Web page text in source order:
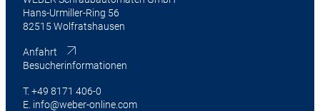
Hans-Urmiller-Ring 56
82515 Wolfratshausen
Anfahrt
Besucherinformationen
T. +49 8171 406-0
E. info@weber-online.com